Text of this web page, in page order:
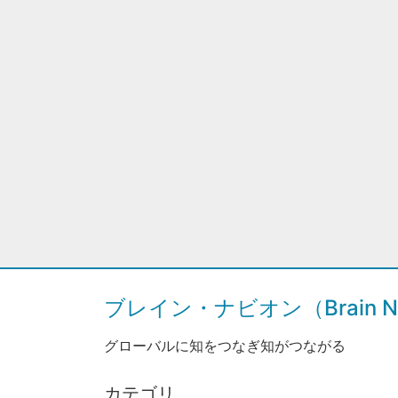
ブレイン・ナビオン（Brain
グローバルに知をつなぎ知がつながる
カテゴリ